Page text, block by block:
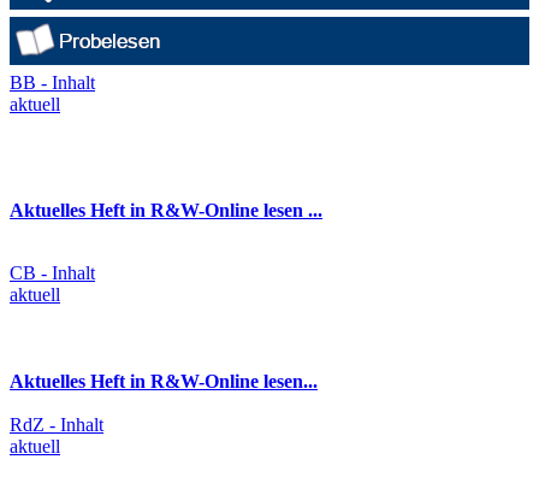
BB - Inhalt
aktuell
Aktuelles Heft in R&W-Online lesen ...
CB - Inhalt
aktuell
Aktuelles Heft in R&W-Online lesen...
RdZ - Inhalt
aktuell